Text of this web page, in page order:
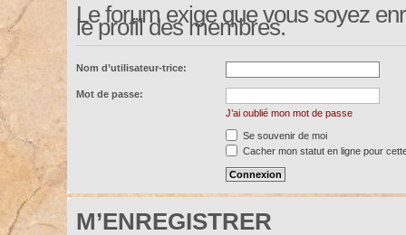
Le forum exige que vous soyez
le profil des membres.
Nom d’utilisateur-trice:
Mot de passe:
J’ai oublié mon mot de passe
Se souvenir de moi
Cacher mon statut en ligne pour
M’ENREGISTRER